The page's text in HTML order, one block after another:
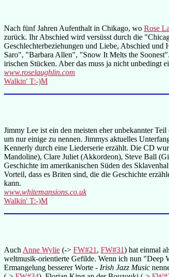
Nach fünf Jahren Aufenthalt in Chikago, wo Rose
zurück. Ihr Abschied wird versüsst durch die
Geschlechterbeziehungen und Liebe, Abschied
Saro", "Barbara Allen", "Snow It Melts the
irischen Stücken. Aber das muss ja nicht unbedingt
www.roselaughlin.com
Walkin' T:-)M
Jimmy Lee ist ein den meisten eher unbekannter
um nur einige zu nennen. Jimmys aktuelles
Kennerly durch eine Liederserie erzählt. Die CD
Mandoline), Clare Juliet (Akkordeon), Steve Ball
Geschichte im amerikanischen Süden des
Vorteil, dass es Briten sind, die die Geschichte
kann.
www.whitemansions.co.uk
Walkin' T:-)M
Auch Anne Wylie (-> FW#21 , FW#31) hat einmal
weltmusik-orientierte Gefilde. Wenn ich nun "Deep
Ermangelung besserer Worte - Irish Jazz Music